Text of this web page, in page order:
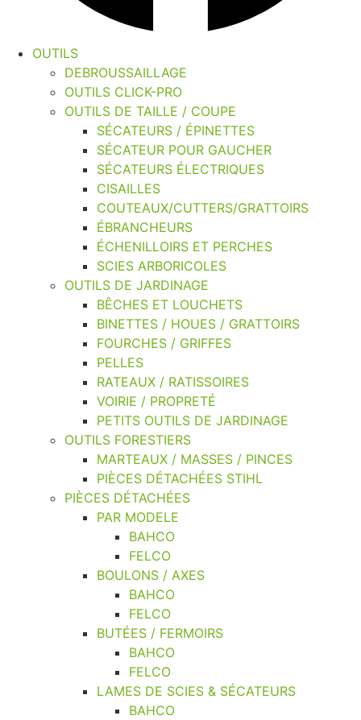
OUTILS
DEBROUSSAILLAGE
OUTILS CLICK-PRO
OUTILS DE TAILLE / COUPE
SÉCATEURS / ÉPINETTES
SÉCATEUR POUR GAUCHER
SÉCATEURS ÉLECTRIQUES
CISAILLES
COUTEAUX/CUTTERS/GRATTOIRS
ÉBRANCHEURS
ÉCHENILLOIRS ET PERCHES
SCIES ARBORICOLES
OUTILS DE JARDINAGE
BÊCHES ET LOUCHETS
BINETTES / HOUES / GRATTOIRS
FOURCHES / GRIFFES
PELLES
RATEAUX / RATISSOIRES
VOIRIE / PROPRETÉ
PETITS OUTILS DE JARDINAGE
OUTILS FORESTIERS
MARTEAUX / MASSES / PINCES
PIÈCES DÉTACHÉES STIHL
PIÈCES DÉTACHÉES
PAR MODELE
BAHCO
FELCO
BOULONS / AXES
BAHCO
FELCO
BUTÉES / FERMOIRS
BAHCO
FELCO
LAMES DE SCIES & SÉCATEURS
BAHCO